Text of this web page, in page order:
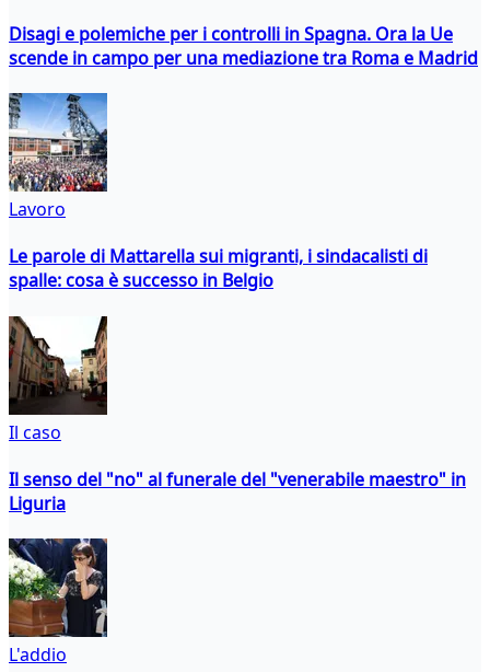
Disagi e polemiche per i controlli in Spagna. Ora la Ue
scende in campo per una mediazione tra Roma e Madrid
Lavoro
Le parole di Mattarella sui migranti, i sindacalisti di
spalle: cosa è successo in Belgio
Il caso
Il senso del "no" al funerale del "venerabile maestro" in
Liguria
L'addio